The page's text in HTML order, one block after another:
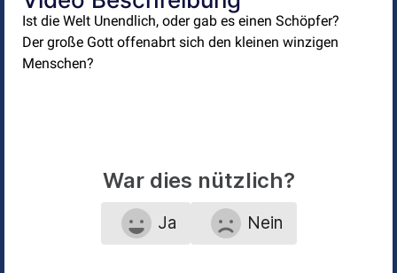
Ist die Welt Unendlich, oder gab es einen Schöpfer?
Der große Gott offenabrt sich den kleinen winzigen
Menschen?
War dies nützlich?
Ja Nein